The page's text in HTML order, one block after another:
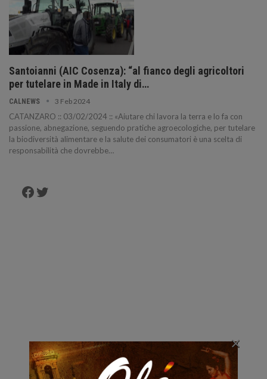
Santoianni (AIC Cosenza): “al fianco degli agricoltori
per tutelare in Made in Italy di…
CALNEWS 3 Feb 2024
CATANZARO :: 03/02/2024 :: «Aiutare chi lavora la terra e lo fa con
passione, abnegazione, seguendo pratiche agroecologiche, per tutelare
la biodiversità alimentare e la salute dei consumatori è una scelta di
responsabilità che dovrebbe…
Facebook
Twitter
×